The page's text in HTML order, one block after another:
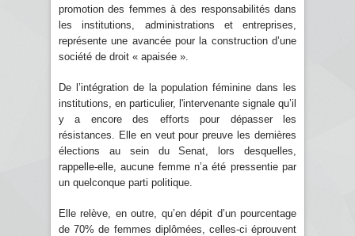
promotion des femmes à des responsabilités dans
les institutions, administrations et entreprises,
représente une avancée pour la construction d’une
société de droit « apaisée ».
De l’intégration de la population féminine dans les
institutions, en particulier, l'intervenante signale qu’il
y a encore des efforts pour dépasser les
résistances. Elle en veut pour preuve les dernières
élections au sein du Senat, lors desquelles,
rappelle-elle, aucune femme n’a été pressentie par
un quelconque parti politique.
Elle relève, en outre, qu’en dépit d’un pourcentage
de 70% de femmes diplômées, celles-ci éprouvent